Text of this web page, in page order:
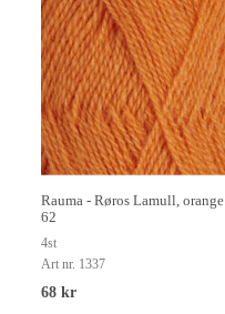
Rauma - Røros Lamull, orange
62
4st
Art nr. 1337
68 kr